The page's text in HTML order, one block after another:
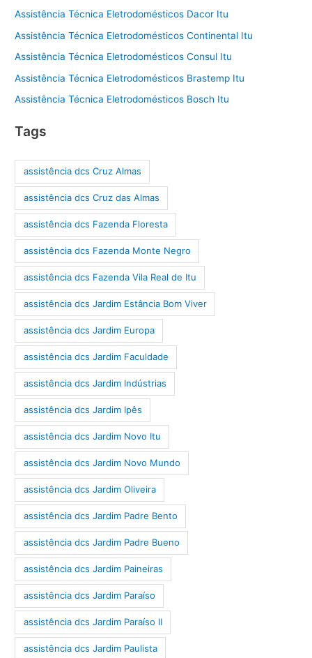
Assistência Técnica Eletrodomésticos Dacor Itu
Assistência Técnica Eletrodomésticos Continental Itu
Assistência Técnica Eletrodomésticos Consul Itu
Assistência Técnica Eletrodomésticos Brastemp Itu
Assistência Técnica Eletrodomésticos Bosch Itu
Tags
assistência dcs Cruz Almas
assistência dcs Cruz das Almas
assistência dcs Fazenda Floresta
assistência dcs Fazenda Monte Negro
assistência dcs Fazenda Vila Real de Itu
assistência dcs Jardim Estância Bom Viver
assistência dcs Jardim Europa
assistência dcs Jardim Faculdade
assistência dcs Jardim Indústrias
assistência dcs Jardim Ipês
assistência dcs Jardim Novo Itu
assistência dcs Jardim Novo Mundo
assistência dcs Jardim Oliveira
assistência dcs Jardim Padre Bento
assistência dcs Jardim Padre Bueno
assistência dcs Jardim Paineiras
assistência dcs Jardim Paraíso
assistência dcs Jardim Paraíso II
assistência dcs Jardim Paulista